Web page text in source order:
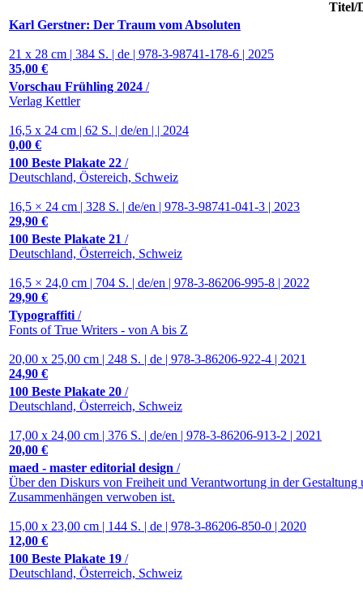
Titel/
Karl Gerstner: Der Traum vom Absoluten
21 x 28 cm | 384 S. | de | 978-3-98741-178-6 | 2025
35,00 €
Vorschau Frühling 2024 /
Verlag Kettler
16,5 x 24 cm | 62 S. | de/en | | 2024
0,00 €
100 Beste Plakate 22 /
Deutschland, Östereich, Schweiz
16,5 × 24 cm | 328 S. | de/en | 978-3-98741-041-3 | 2023
29,90 €
100 Beste Plakate 21 /
Deutschland, Österreich, Schweiz
16,5 × 24,0 cm | 704 S. | de/en | 978-3-86206-995-8 | 2022
29,90 €
Typograffiti /
Fonts of True Writers - von A bis Z
20,00 x 25,00 cm | 248 S. | de | 978-3-86206-922-4 | 2021
24,90 €
100 Beste Plakate 20 /
Deutschland, Österreich, Schweiz
17,00 x 24,00 cm | 376 S. | de/en | 978-3-86206-913-2 | 2021
20,00 €
maed - master editorial design /
Über den Diskurs von Freiheit und Verantwortung in der
Zusammenhängen verwoben ist.
15,00 x 23,00 cm | 144 S. | de | 978-3-86206-850-0 | 2020
12,00 €
100 Beste Plakate 19 /
Deutschland, Österreich, Schweiz